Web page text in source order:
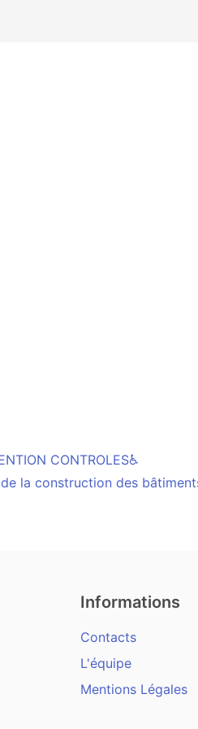
CONTROLES♿
la construction des
Informations
Contacts
L'équipe
Mentions Légales